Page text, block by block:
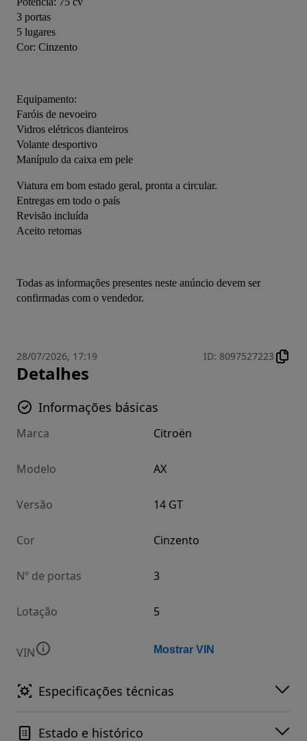
3 portas
5 lugares
Cor: Cinzento
Equipamento:
Faróis de nevoeiro
Vidros elétricos dianteiros
Volante desportivo
Manípulo da caixa em pele
Viatura em bom estado geral, pronta a circular.
Entregas em todo o país
Revisão incluída
Aceito retomas
Todas as informações presentes neste anúncio devem ser
confirmadas com o vendedor.
28/07/2026, 17:19 ID: 8097527223
Detalhes
Informações básicas
Marca Citroën
Modelo AX
Versão 14 GT
Cor Cinzento
Nº de portas 3
Lotação 5
VIN Mostrar VIN
Especificações técnicas
Estado e histórico